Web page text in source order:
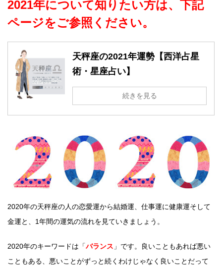
2021年について知りたい方は、下記
ページをご参照ください。
天秤座の2021年運勢【西洋占星
術・星座占い】
続きを見る
2020年の天秤座の人の恋愛運から結婚運、仕事運に健康運そして
金運と、1年間の運気の流れを見ていきましょう。
2020年のキーワードは「バランス 」です。良いこともあれば悪い
こともある、悪いことがずっと続くわけじゃなく良いことだって